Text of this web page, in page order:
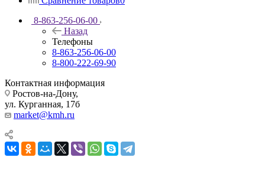
8-863-256-06-00
Назад
Телефоны
8-863-256-06-00
8-800-222-69-90
Контактная информация
Ростов-на-Дону,
ул. Курганная, 17б
market@kmh.ru